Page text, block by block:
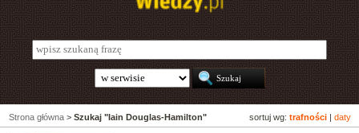
sortuj wg: trafności daty
Strona główna > Szukaj "Iain Douglas-Hamilton"